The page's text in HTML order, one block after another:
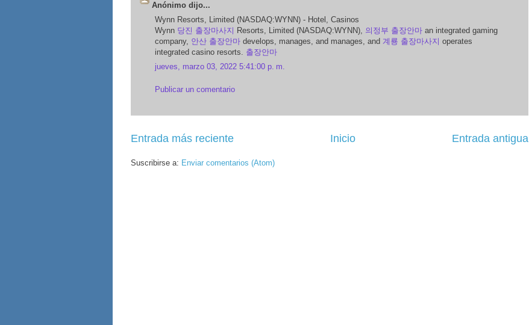
Anónimo dijo...
Wynn Resorts, Limited (NASDAQ:WYNN) - Hotel, Casinos
Wynn 당진 출장마사지 Resorts, Limited (NASDAQ:WYNN), 의정부 출장안마 an integrated gaming
company, 안산 출장안마 develops, manages, and manages, and 계룡 출장마사지 operates
integrated casino resorts. 출장안마
jueves, marzo 03, 2022 5:41:00 p. m.
Publicar un comentario
Entrada más reciente Entrada antigua
Inicio
Suscribirse a: Enviar comentarios (Atom)